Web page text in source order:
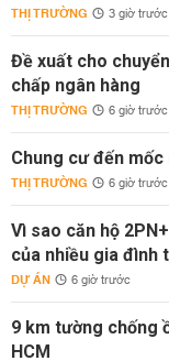
THỊ TRƯỜNG 3 giờ trước
Đề xuất cho
chấp ngân hàng
THỊ TRƯỜNG 6 giờ trước
Chung cư đến
THỊ TRƯỜNG 6 giờ trước
Vì sao căn hộ
của nhiều gia đình
DỰ ÁN 6 giờ trước
9 km tường chống
HCM